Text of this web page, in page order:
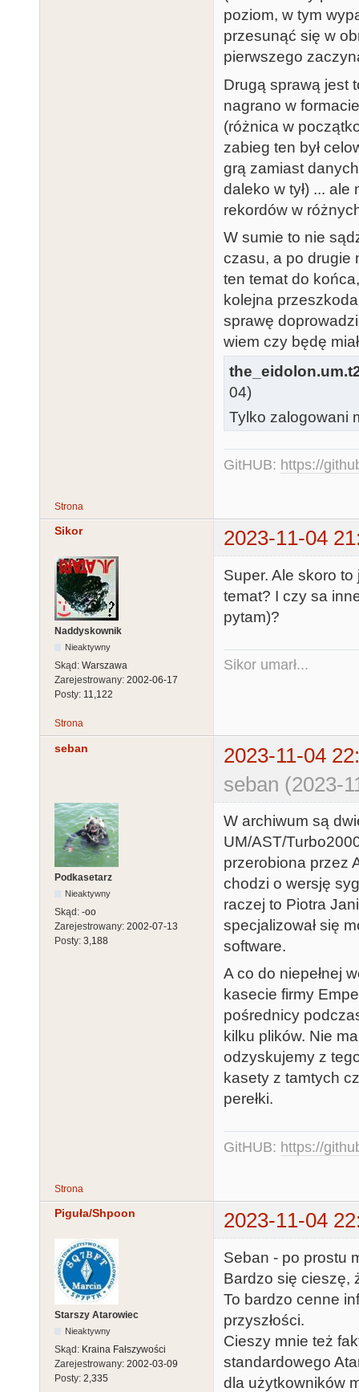
poziom, w tym
przesunąć się w
pierwszego
Drugą sprawą jest
nagrano w
(różnica w
zabieg ten był
grą zamiast
daleko w tył) ...
rekordów w
W sumie to nie
czasu, a po drugie
ten temat do
kolejna
sprawę
wiem czy będę
04)
Tylko zalogowani
GitHUB: https://
Strona
Sikor 2023-11-04
Naddyskownik
Nieaktywny
Skąd: Warszawa
Zarejestrowany: 2002-06-17
Posty: 11,122
Super. Ale skoro
temat? I czy sa
pytam)?
Sikor umarł...
Strona
seban
2023-11-04
seban (2023-
Podkasetarz
Nieaktywny
Skąd: -oo
Zarejestrowany: 2002-07-13
Posty: 3,188
W archiwum są
UM/AST/
przerobiona przez
chodzi o wersję
raczej to Piotra
specjalizował się
software.
A co do niepełnej
kasecie firmy
pośrednicy
kilku plików. Nie
odzyskujemy z
kasety z tamtych
perełki.
GitHUB: https://
Strona
Piguła/Shpoon 2023-11-04
Starszy Atarowiec
Nieaktywny
Skąd: Kraina Fałszywości
Zarejestrowany: 2002-03-09
Posty: 2,335
Seban - po prostu
Bardzo się cieszę,
To bardzo cenne
przyszłości.
Cieszy mnie też
standardowego
dla użytkowników